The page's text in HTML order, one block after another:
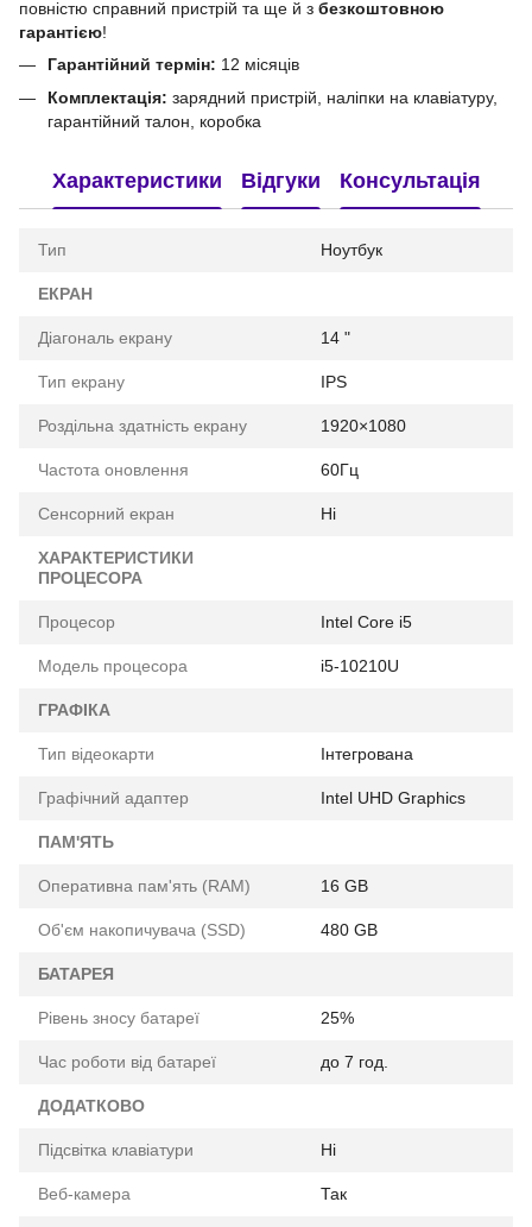
повністю справний пристрій та ще й з безкоштовною
гарантією!
Гарантійний термін: 12 місяців
Комплектація: зарядний пристрій, наліпки на клавіатуру,
гарантійний талон, коробка
Характеристики Відгуки Консультація
Тип Ноутбук
ЕКРАН
Діагональ екрану 14 "
Тип екрану IPS
Роздільна здатність екрану 1920×1080
Частота оновлення 60Гц
Сенсорний екран Ні
ХАРАКТЕРИСТИКИ
ПРОЦЕСОРА
Процесор Intel Core i5
Модель процесора i5-10210U
ГРАФІКА
Тип відеокарти Інтегрована
Графічний адаптер Intel UHD Graphics
ПАМ'ЯТЬ
Оперативна пам'ять (RAM) 16 GB
Об'єм накопичувача (SSD) 480 GB
БАТАРЕЯ
Рівень зносу батареї 25%
Час роботи від батареї до 7 год.
ДОДАТКОВО
Підсвітка клавіатури Ні
Веб-камера Так